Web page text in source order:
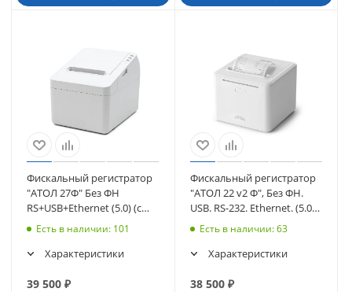
Фискальный регистратор
"АТОЛ 27Ф" Без ФН
RS+USB+Ethernet (5.0) (с
ИТС) (белый) (59425)
Есть в наличии: 101
Характеристики
39 500 ₽
Фискальный регистратор
"АТОЛ 22 v2 Ф", Без ФН.
USB. RS-232. Ethernet. (5.0)
(с ИТС) (Белый) (64869)
Есть в наличии: 63
Характеристики
38 500₽